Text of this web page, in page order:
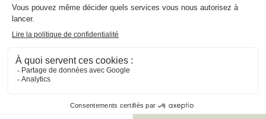
Découvrez nos autres projets